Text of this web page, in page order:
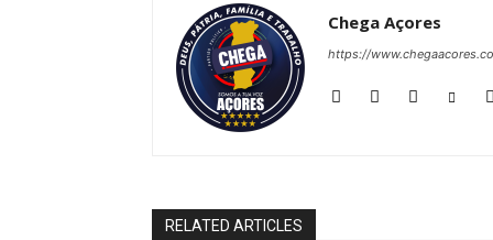
Chega Açores
https://
RELATED ARTICLES